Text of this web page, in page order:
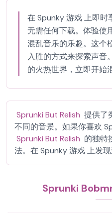
在 Spunky 游戏 上即时
无需任何下载。体验使
混乱音乐的乐趣。这个
入胜的方式来探索声音
的火热世界，立即开始
Sprunki But Relish 提供了
不同的音景。如果你喜欢
Sprunki But Relish 的独特
法。在 Spunky 游戏 上发现
Sprunki